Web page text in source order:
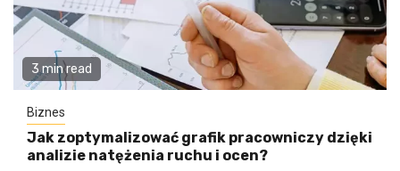
3 min read
Biznes
Jak zoptymalizować grafik pracowniczy dzięki
analizie natężenia ruchu i ocen?